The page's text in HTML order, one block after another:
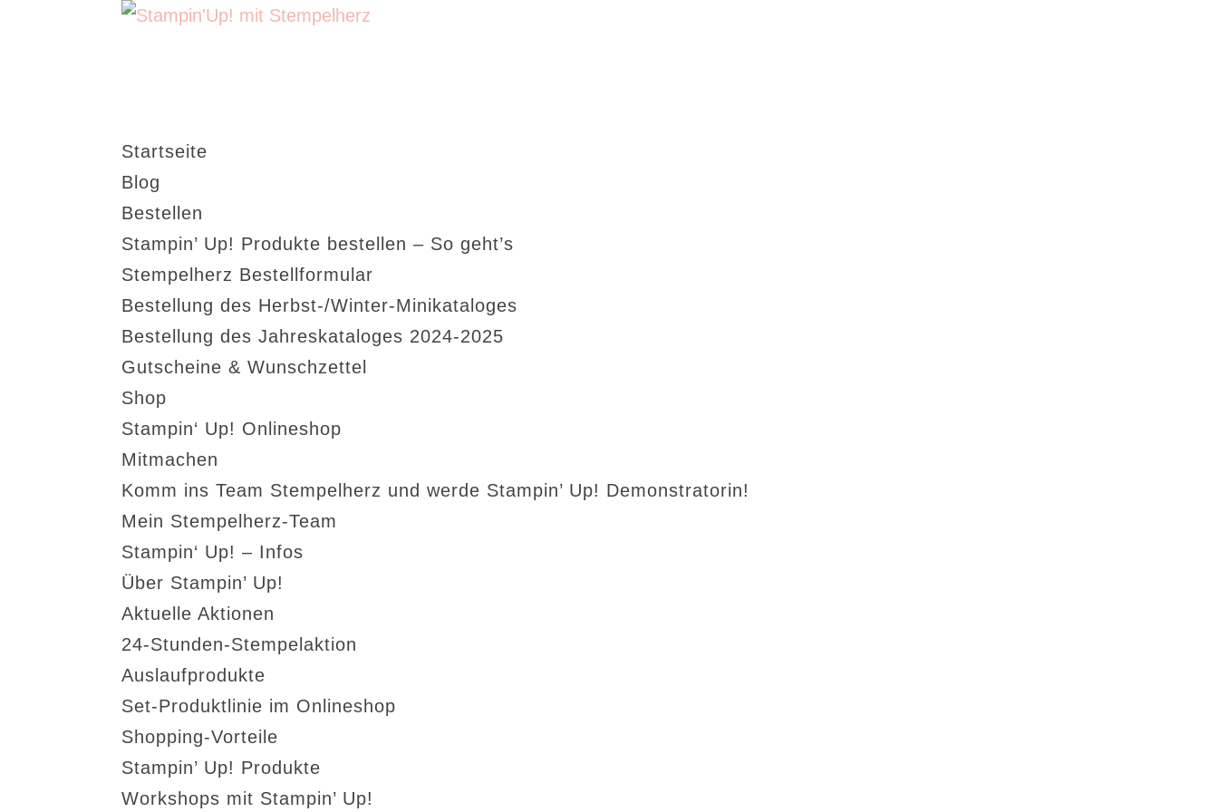
Startseite
Blog
Bestellen
Stampin’ Up! Produkte bestellen – So geht’s
Stempelherz Bestellformular
Bestellung des Herbst-/Winter-Minikataloges
Bestellung des Jahreskataloges 2024-2025
Gutscheine & Wunschzettel
Shop
Stampin‘ Up! Onlineshop
Mitmachen
Komm ins Team Stempelherz und werde Stampin’ Up! Demonstratorin!
Mein Stempelherz-Team
Stampin‘ Up! – Infos
Über Stampin’ Up!
Aktuelle Aktionen
24-Stunden-Stempelaktion
Auslaufprodukte
Set-Produktlinie im Onlineshop
Shopping-Vorteile
Stampin’ Up! Produkte
Workshops mit Stampin’ Up!